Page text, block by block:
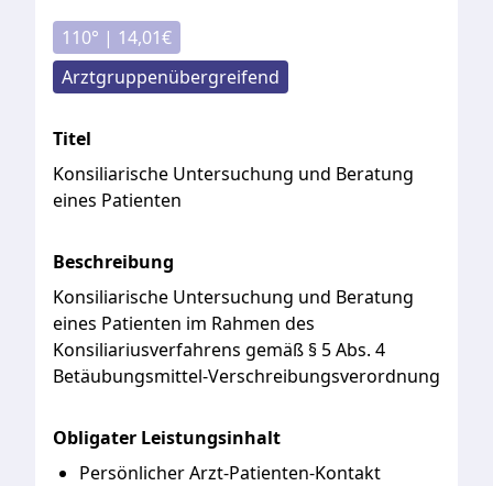
110° | 14,01€
Arztgruppenübergreifend
Titel
Konsiliarische Untersuchung und Beratung
eines Patienten
Beschreibung
Konsiliarische Untersuchung und Beratung
eines Patienten im Rahmen des
Konsiliariusverfahrens gemäß § 5Abs. 4
Betäubungsmittel-Verschreibungsverordnung
Obligater Leistungsinhalt
Persönlicher Arzt-Patienten-Kontakt